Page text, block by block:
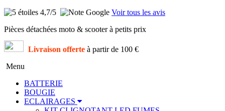
4,7/5
Voir tous les avis
Pièces détachées moto & scooter à petits prix
Livraison offerte à partir de 100 €
Menu
BATTERIE
BOUGIE
ECLAIRAGES